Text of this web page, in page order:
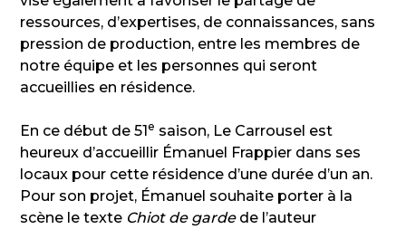
ressources, d’expertises, de connaissances, sans
pression de production, entre les membres de
notre équipe et les personnes qui seront
accueillies en résidence.
En ce début de 51e saison, Le Carrousel est
heureux d’accueillir Émanuel Frappier dans ses
locaux pour cette résidence d’une durée d’un an.
Pour son projet, Émanuel souhaite porter à la
scène le texte Chiot de garde de l’auteur